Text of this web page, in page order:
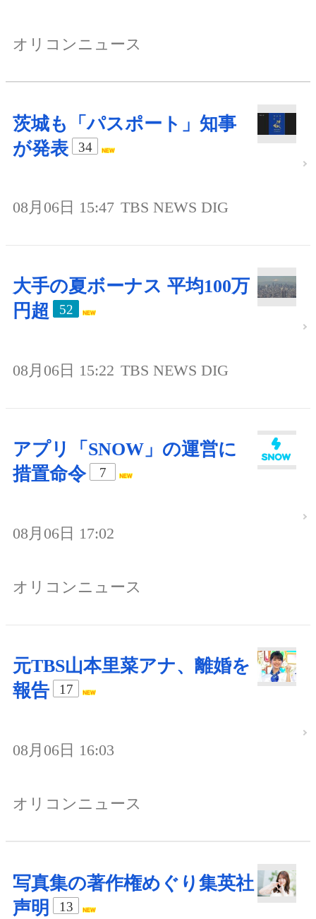
オリコンニュース
茨城も「パスポート」知事
が発表
34
08月06日 15:47 TBS NEWS DIG
大手の夏ボーナス 平均100万
円超
52
08月06日 15:22 TBS NEWS DIG
アプリ「SNOW」の運営に
措置命令
7
08月06日 17:02
オリコンニュース
元TBS山本里菜アナ、離婚を
報告
17
08月06日 16:03
オリコンニュース
写真集の著作権めぐり集英社
声明
13